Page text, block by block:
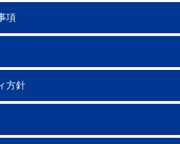
項
方針